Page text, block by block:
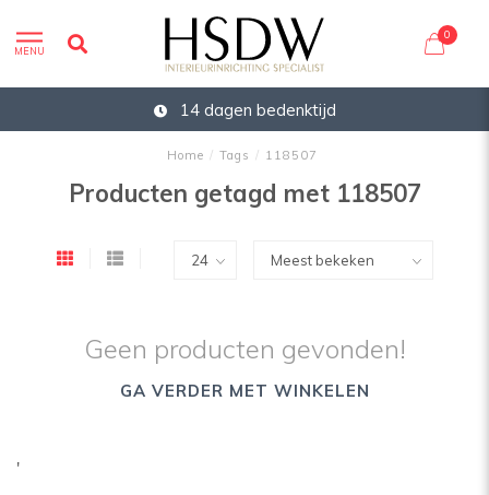
MENU
0
14 dagen bedenktijd
Home / Tags / 118507
Producten getagd met 118507
Geen producten gevonden!
GA VERDER MET WINKELEN
'